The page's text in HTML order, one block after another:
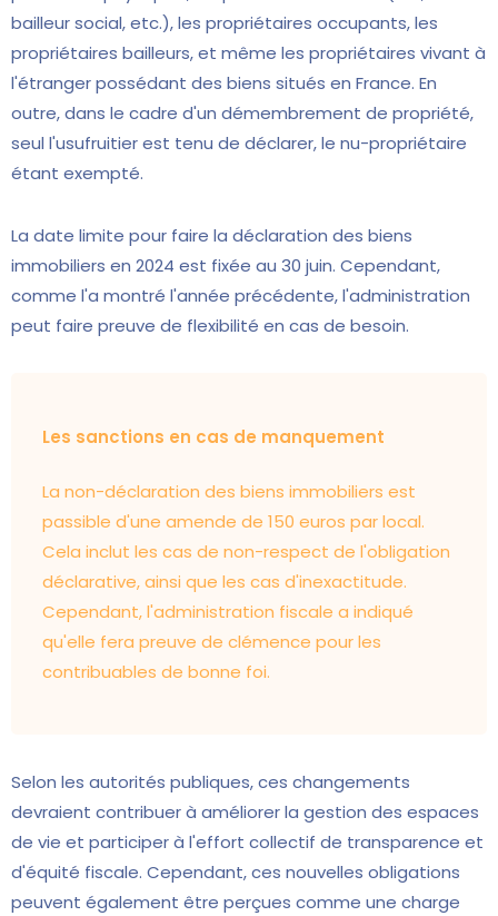
bailleur social, etc.), les propriétaires occupants, les
propriétaires bailleurs, et même les propriétaires vivant à
l'étranger possédant des biens situés en France. En
outre, dans le cadre d'un démembrement de propriété,
seul l'usufruitier est tenu de déclarer, le nu-propriétaire
étant exempté.
La date limite pour faire la déclaration des biens
immobiliers en 2024 est fixée au 30 juin. Cependant,
comme l'a montré l'année précédente, l'administration
peut faire preuve de flexibilité en cas de besoin.
Les sanctions en cas de manquement
La non-déclaration des biens immobiliers est
passible d'une amende de 150 euros par local.
Cela inclut les cas de non-respect de l'obligation
déclarative, ainsi que les cas d'inexactitude.
Cependant, l'administration fiscale a indiqué
qu'elle fera preuve de clémence pour les
contribuables de bonne foi.
Selon les autorités publiques, ces changements
devraient contribuer à améliorer la gestion des espaces
de vie et participer à l'effort collectif de transparence et
d'équité fiscale. Cependant, ces nouvelles obligations
peuvent également être perçues comme une charge